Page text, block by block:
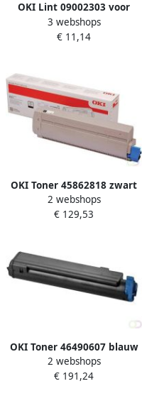
OKI Lint 09002303 voor
ML182 zwart
3 webshops
€ 11,14
OKI Toner 45862818 zwart
2 webshops
€ 129,53
OKI Toner 46490607 blauw
2 webshops
€ 191,24